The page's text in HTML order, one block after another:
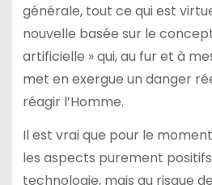
générale, tout ce qui est
nouvelle basée sur le
artificielle » qui, au fur et à
met en exergue un danger
réagir l’Homme.
Il est vrai que pour le
les aspects purement
technologie, mais au risque